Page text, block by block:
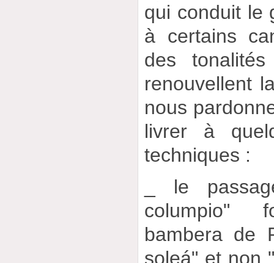
qui conduit le
à certains
des
renouvellent
nous
livrer à
techniques :
_ le
columpio"
bambera de
soleá" et non